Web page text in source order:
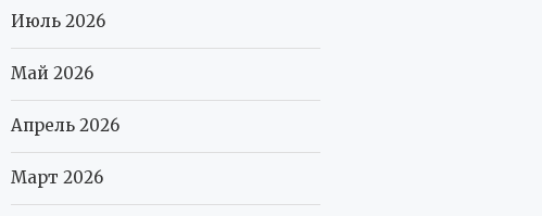
Июль 2026
Май 2026
Апрель 2026
Март 2026